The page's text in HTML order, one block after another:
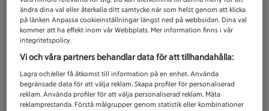
ändra dina val eller återkalla ditt samtycke när som helst genom att klicka
på länken Anpassa cookieinställningar längst ned på webbsidan. Dina val
kommer att ha effekt inom vår Webbplats. Mer information finns i vår
integritetspolicy.
Vi och våra partners behandlar data för att tillhandahålla:
Lagra och/eller få åtkomst till information på en enhet. Använda
begränsade data för att välja reklam. Skapa profiler för personaliserad
reklam. Använda profiler för att välja personaliserad reklam. Mäta
reklamprestanda. Förstå målgrupper genom statistik eller kombinationer